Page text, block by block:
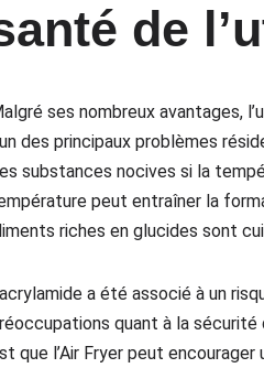
de
ses nombreux avantages,
des principaux problèmes
substances nocives si la
peut entraîner la
riches en glucides sont
a été associé à un
quant à la sécurité
que l’Air Fryer peut